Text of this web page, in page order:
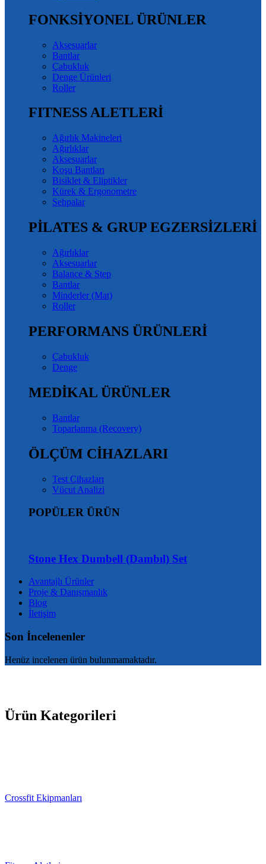
FONKSİYONEL ÜRÜNLER
Aksesuarlar
Bantlar
Çabukluk
Denge Ürünleri
Roller
FITNESS ALETLERİ
Ağırlık Makineleri
Ağırlıklar
Aksesuarlar
Koşu Bantları
Bisiklet & Eliptikler
Kürek & Ergonometre
Sehpalar
PİLATES & GRUP EGZERSİZLERİ
Ağırlıklar
Aksesuarlar
Balance & Step
Bantlar
Minderler (Mat)
Roller
PERFORMANS ÜRÜNLERİ
Çabukluk
Denge
MEDİKAL ÜRÜNLER
Bantlar
Toparlanma (Recovery)
ÖLÇÜM CİHAZLARI
Test Cihazları
Vücut Analizi
POPÜLER ÜRÜN
Stone Hex Dumbell (Dambıl) Set
Avantajlı Ürünler
Proje & Danışmanlık
Blog
İletişim
Son İncelenenler
Henüz incelenen ürün bulunmamaktadır.
Ürün Kategorileri
Crossfit Ekipmanları